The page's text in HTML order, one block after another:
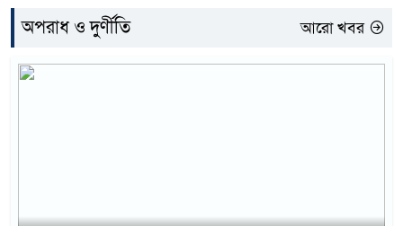
অপরাধ ও দুর্ণীতি আরো খবর